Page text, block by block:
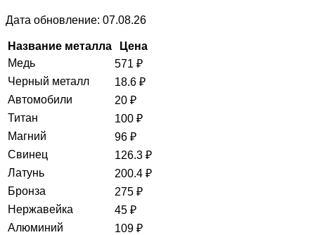
Дата обновление: 07.08.26
Название металла
Цена
Медь
571 ₽
Черный металл
18.6 ₽
Автомобили
20 ₽
Титан
100 ₽
Магний
96 ₽
Свинец
126.3 ₽
Латунь
200.4 ₽
Бронза
275 ₽
Нержавейка
45 ₽
Алюминий
109 ₽